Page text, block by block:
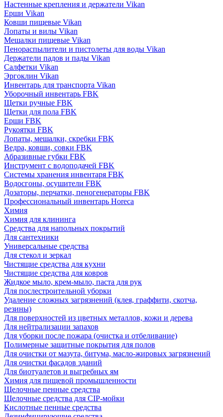
Настенные крепления и держатели Vikan
Ерши Vikan
Ковши пищевые Vikan
Лопаты и вилы Vikan
Мешалки пищевые Vikan
Пенораспылители и пистолеты для воды Vikan
Держатели падов и пады Vikan
Салфетки Vikan
Эргоклин Vikan
Инвентарь для транспорта Vikan
Уборочный инвентарь FBK
Щетки ручные FBK
Щетки для пола FBK
Ерши FBK
Рукоятки FBK
Лопаты, мешалки, скребки FBK
Ведра, ковши, совки FBK
Абразивные губки FBK
Инструмент с водоподачей FBK
Системы хранения инвентаря FBK
Водосгоны, осушители FBK
Дозаторы, перчатки, пеногенераторы FBK
Профессиональный инвентарь Horeca
Химия
Химия для клининга
Средства для напольных покрытий
Для сантехники
Универсальные средства
Для стекол и зеркал
Чистящие средства для кухни
Чистящие средства для ковров
Жидкое мыло, крем-мыло, паста для рук
Для послестроительной уборки
Удаление сложных загрязнений (клея, граффити, скотча,
резины)
Для поверхностей из цветных металлов, кожи и дерева
Для нейтрализации запахов
Для уборки после пожара (очистка и отбеливание)
Полимерные защитные покрытия для полов
Для очистки от мазута, битума, масло-жировых загрязнений
Для очистки фасадов зданий
Для биотуалетов и выгребных ям
Химия для пищевой промышленности
Щелочные пенные средства
Щелочные средства для CIP-мойки
Кислотные пенные средства